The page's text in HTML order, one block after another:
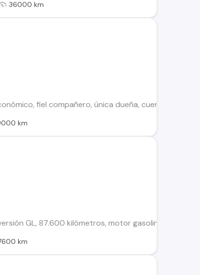
36000 km
fiel compañero, única dueña, cuenta con
km
GL, 87.600 kilómetros, motor gasolina de 1.2
km